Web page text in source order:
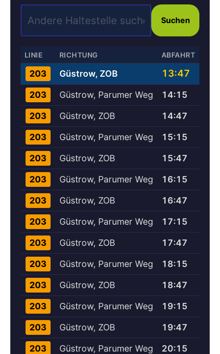
Suchen
LINIE RICHTUNG ABFAHRT
203 Güstrow, ZOB 13:47
203 Güstrow, Parumer Weg 14:15
203 Güstrow, ZOB 14:47
203 Güstrow, Parumer Weg 15:15
203 Güstrow, ZOB 15:47
203 Güstrow, Parumer Weg 16:15
203 Güstrow, ZOB 16:47
203 Güstrow, Parumer Weg 17:15
203 Güstrow, ZOB 17:47
203 Güstrow, Parumer Weg 18:15
203 Güstrow, ZOB 18:47
203 Güstrow, Parumer Weg 19:15
203 Güstrow, ZOB 19:47
203 Güstrow, Parumer Weg 20:15